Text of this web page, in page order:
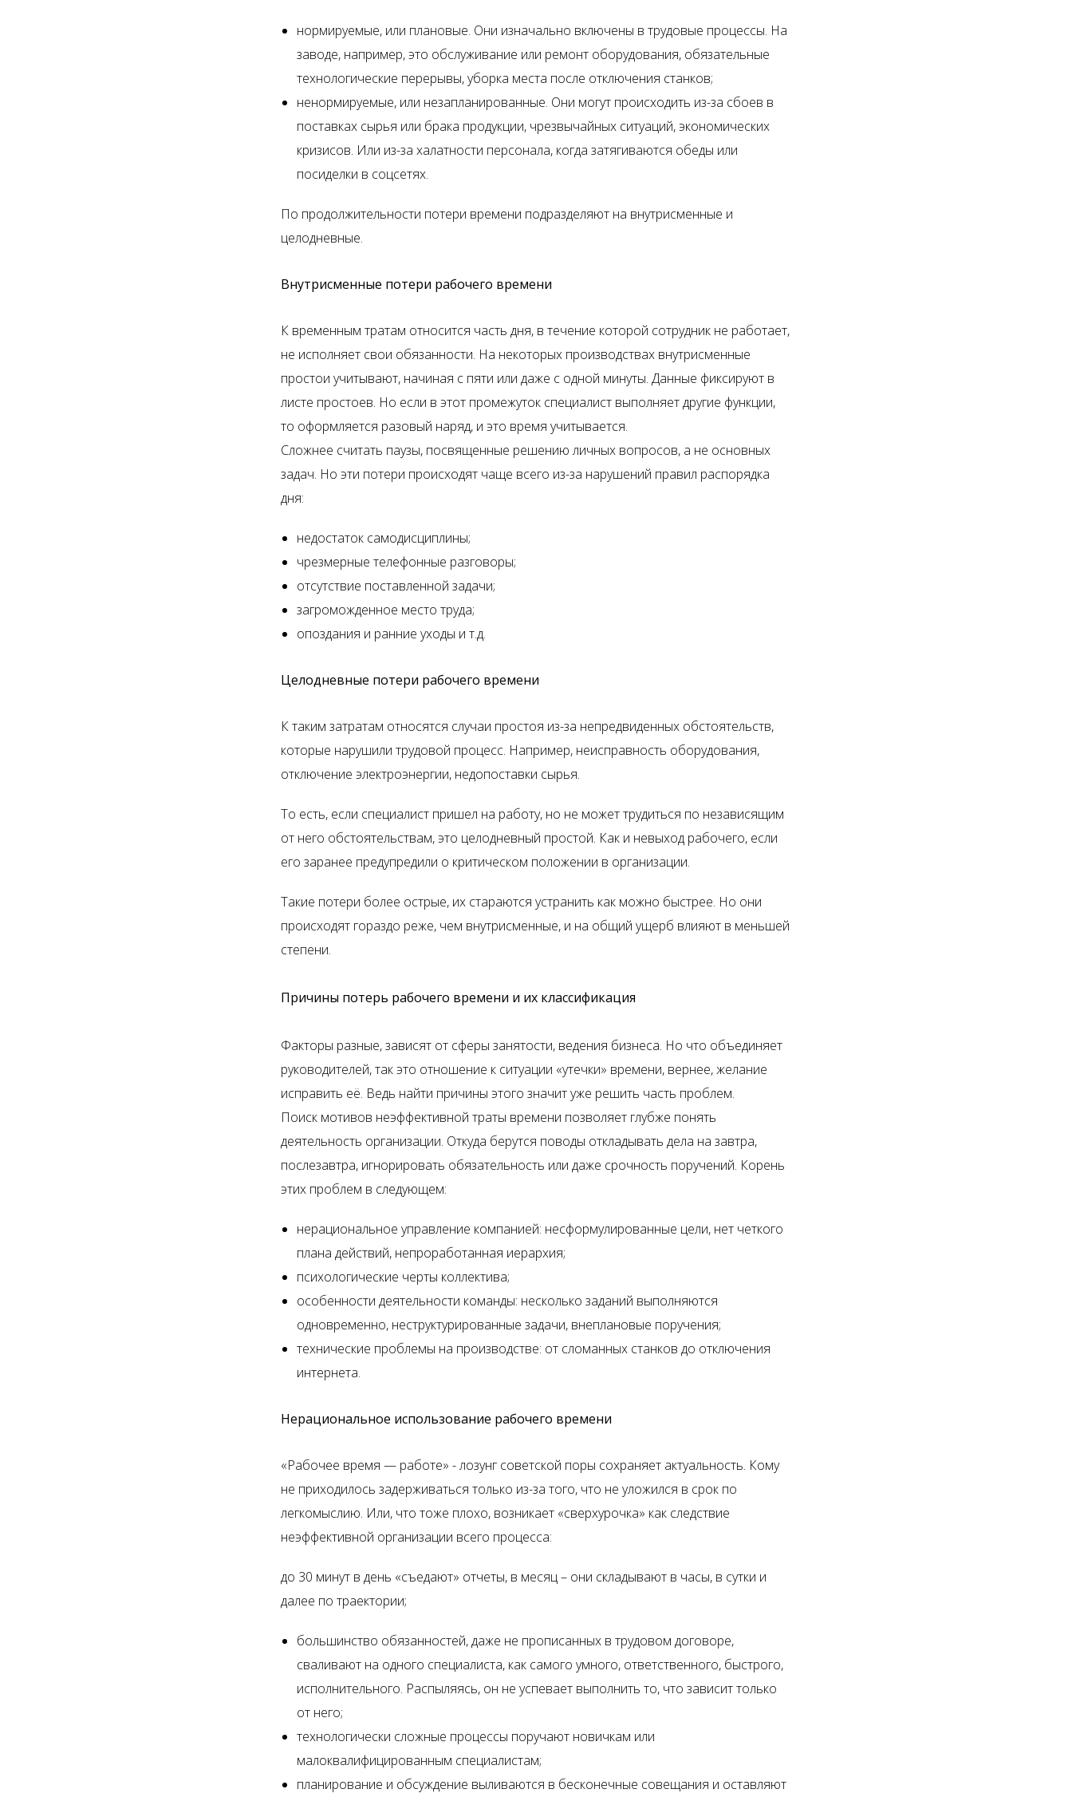
нормируемые, или плановые. Они изначально включены в трудовые процессы. На
заводе, например, это обслуживание или ремонт оборудования, обязательные
технологические перерывы, уборка места после отключения станков;
ненормируемые, или незапланированные. Они могут происходить из-за сбоев в
поставках сырья или брака продукции, чрезвычайных ситуаций, экономических
кризисов. Или из-за халатности персонала, когда затягиваются обеды или
посиделки в соцсетях.
По продолжительности потери времени подразделяют на внутрисменные и
целодневные.
Внутрисменные потери рабочего времени
К временным тратам относится часть дня, в течение которой сотрудник не работает,
не исполняет свои обязанности. На некоторых производствах внутрисменные
простои учитывают, начиная с пяти или даже с одной минуты. Данные фиксируют в
листе простоев. Но если в этот промежуток специалист выполняет другие функции,
то оформляется разовый наряд, и это время учитывается.
Сложнее считать паузы, посвященные решению личных вопросов, а не основных
задач. Но эти потери происходят чаще всего из-за нарушений правил распорядка
дня:
недостаток самодисциплины;
чрезмерные телефонные разговоры;
отсутствие поставленной задачи;
загроможденное место труда;
опоздания и ранние уходы и т.д.
Целодневные потери рабочего времени
К таким затратам относятся случаи простоя из-за непредвиденных обстоятельств,
которые нарушили трудовой процесс. Например, неисправность оборудования,
отключение электроэнергии, недопоставки сырья.
То есть, если специалист пришел на работу, но не может трудиться по независящим
от него обстоятельствам, это целодневный простой. Как и невыход рабочего, если
его заранее предупредили о критическом положении в организации.
Такие потери более острые, их стараются устранить как можно быстрее. Но они
происходят гораздо реже, чем внутрисменные, и на общий ущерб влияют в меньшей
степени.
Причины потерь рабочего времени и их классификация
Факторы разные, зависят от сферы занятости, ведения бизнеса. Но что объединяет
руководителей, так это отношение к ситуации «утечки» времени, вернее, желание
исправить её. Ведь найти причины этого значит уже решить часть проблем.
Поиск мотивов неэффективной траты времени позволяет глубже понять
деятельность организации. Откуда берутся поводы откладывать дела на завтра,
послезавтра, игнорировать обязательность или даже срочность поручений. Корень
этих проблем в следующем:
нерациональное управление компанией: несформулированные цели, нет четкого
плана действий, непроработанная иерархия;
психологические черты коллектива;
особенности деятельности команды: несколько заданий выполняются
одновременно, неструктурированные задачи, внеплановые поручения;
технические проблемы на производстве: от сломанных станков до отключения
интернета.
Нерациональное использование рабочего времени
«Рабочее время — работе» - лозунг советской поры сохраняет актуальность. Кому
не приходилось задерживаться только из-за того, что не уложился в срок по
легкомыслию. Или, что тоже плохо, возникает «сверхурочка» как следствие
неэффективной организации всего процесса:
до 30 минут в день «съедают» отчеты, в месяц – они складывают в часы, в сутки и
далее по траектории;
большинство обязанностей, даже не прописанных в трудовом договоре,
сваливают на одного специалиста, как самого умного, ответственного, быстрого,
исполнительного. Распыляясь, он не успевает выполнить то, что зависит только
от него;
технологически сложные процессы поручают новичкам или
малоквалифицированным специалистам;
планирование и обсуждение выливаются в бесконечные совещания и оставляют